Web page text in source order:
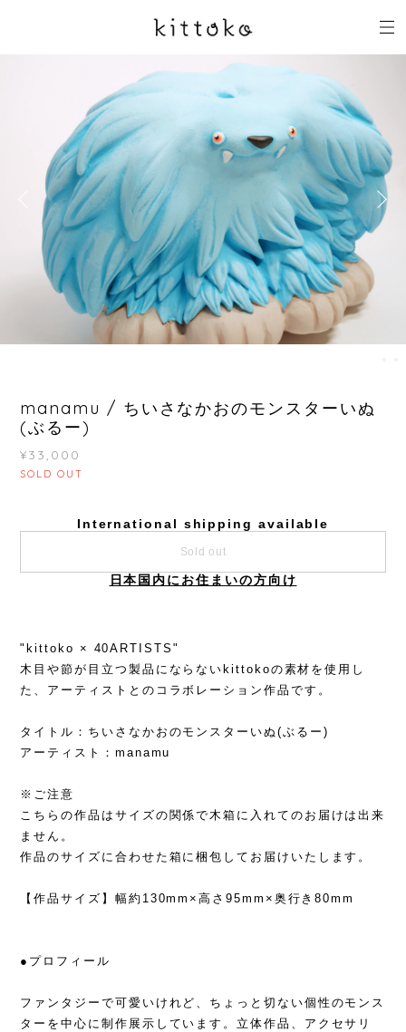
manamu / ちいさなかおのモンスターいぬ
(ぶるー)
¥33,000
SOLD OUT
International shipping available
Sold out
日本国内にお住まいの方向け
"kittoko × 40ARTISTS"
木目や節が目立つ製品にならないkittokoの素材を使用し
た、アーティストとのコラボレーション作品です。
タイトル：ちいさなかおのモンスターいぬ(ぶるー)
アーティスト：manamu
※ご注意
こちらの作品はサイズの関係で木箱に入れてのお届けは出来
ません。
作品のサイズに合わせた箱に梱包してお届けいたします。
【作品サイズ】幅約130mm×高さ95mm×奥行き80mm
●プロフィール
ファンタジーで可愛いけれど、ちょっと切ない個性のモンス
ターを中心に制作展示しています。立体作品、アクセサリ